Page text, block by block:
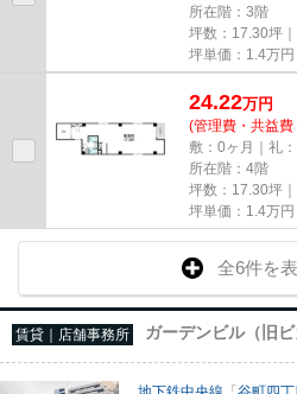
所在階：3階
坪数：17.30坪
坪単価： 1.4万円
24.22万円
(管理費・共益
敷：0ヶ月｜礼
所在階：4階
坪数：17.30坪
坪単価： 1.4万円
全6件を
賃貸｜店舗事務所 ガーデンビル（旧